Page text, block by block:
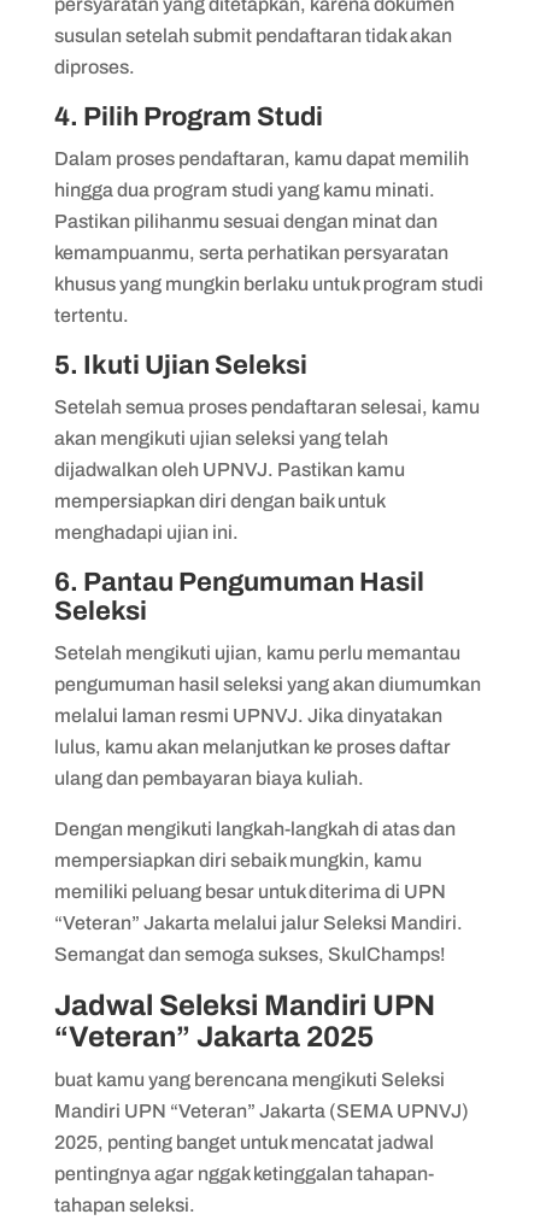
persyaratan yang ditetapkan, karena dokumen
susulan setelah submit pendaftaran tidak akan
diproses.
4. Pilih Program Studi
Dalam proses pendaftaran, kamu dapat memilih
hingga dua program studi yang kamu minati.
Pastikan pilihanmu sesuai dengan minat dan
kemampuanmu, serta perhatikan persyaratan
khusus yang mungkin berlaku untuk program studi
tertentu.
5. Ikuti Ujian Seleksi
Setelah semua proses pendaftaran selesai, kamu
akan mengikuti ujian seleksi yang telah
dijadwalkan oleh UPNVJ. Pastikan kamu
mempersiapkan diri dengan baik untuk
menghadapi ujian ini.
6. Pantau Pengumuman Hasil
Seleksi
Setelah mengikuti ujian, kamu perlu memantau
pengumuman hasil seleksi yang akan diumumkan
melalui laman resmi UPNVJ. Jika dinyatakan
lulus, kamu akan melanjutkan ke proses daftar
ulang dan pembayaran biaya kuliah.
Dengan mengikuti langkah-langkah di atas dan
mempersiapkan diri sebaik mungkin, kamu
memiliki peluang besar untuk diterima di UPN
“Veteran” Jakarta melalui jalur Seleksi Mandiri.
Semangat dan semoga sukses, SkulChamps!
Jadwal Seleksi Mandiri UPN
“Veteran” Jakarta 2025
buat kamu yang berencana mengikuti Seleksi
Mandiri UPN “Veteran” Jakarta (SEMA UPNVJ)
2025, penting banget untuk mencatat jadwal
pentingnya agar nggak ketinggalan tahapan-
tahapan seleksi.